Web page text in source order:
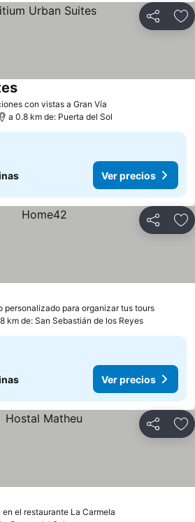
Compartir
con vistas a Gran Vía
Ver precios
a 0.8 km de: Puerta del Sol
Ver precios
Compartir
personalizado para organizar tus toursVer
km de: San Sebastián de los Reyes
Ver precios
Compartir
en el restaurante La Carmela